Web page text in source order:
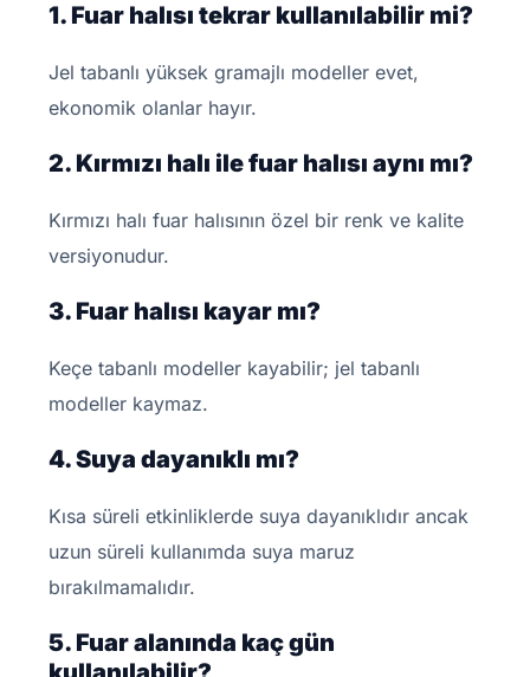
1. Fuar halısı tekrar kullanılabilir mi?
Jel tabanlı yüksek gramajlı modeller evet,
ekonomik olanlar hayır.
2. Kırmızı halı ile fuar halısı aynı mı?
Kırmızı halı fuar halısının özel bir renk ve kalite
versiyonudur.
3. Fuar halısı kayar mı?
Keçe tabanlı modeller kayabilir; jel tabanlı
modeller kaymaz.
4. Suya dayanıklı mı?
Kısa süreli etkinliklerde suya dayanıklıdır ancak
uzun süreli kullanımda suya maruz
bırakılmamalıdır.
5. Fuar alanında kaç gün